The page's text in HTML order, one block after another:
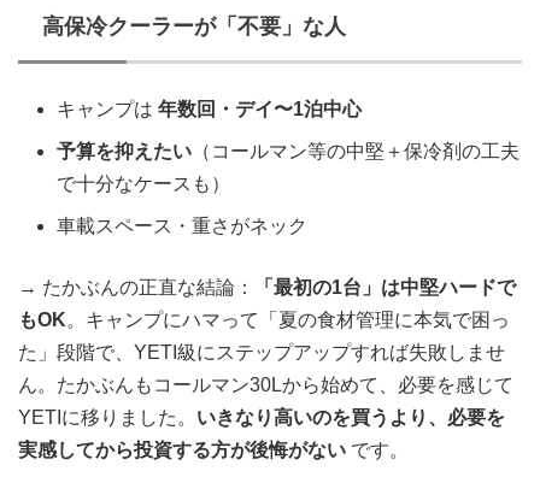
高保冷クーラーが「不要」な人
キャンプは 年数回・デイ〜1泊中心
予算を抑えたい （コールマン等の中堅＋保冷剤の工夫
で十分なケースも）
車載スペース・重さがネック
→ たかぶんの正直な結論：
「最初の1台」は中堅ハードで
もOK。キャンプにハマって「夏の食材管理に本気で困っ
た」段階で、YETI級にステップアップすれば失敗しませ
ん。たかぶんもコールマン30Lから始めて、必要を感じて
YETIに移りました。 いきなり高いのを買うより、必要を
実感してから投資する方が後悔がない です。